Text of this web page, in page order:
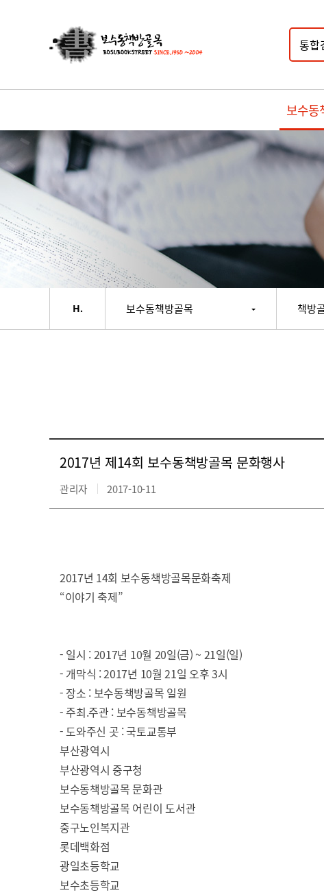
보수동
책방골목소개 책방골목역사 책방
보수동책방골목 책방
2017년 제14회 보수동책방골목 문화행사
관리자 2017-10-11
2017년 14회 보수동책방골목문화축제
“이야기 축제”
- 일시 : 2017년 10월 20일(금) ~ 21일(일)
- 개막식 : 2017년 10월 21일 오후 3시
- 장소 : 보수동책방골목 일원
- 주최.주관 : 보수동책방골목
- 도와주신 곳 : 국토교통부
부산광역시
부산광역시 중구청
보수동책방골목 문화관
보수동책방골목 어린이 도서관
중구노인복지관
롯데백화점
광일초등학교
보수초등학교